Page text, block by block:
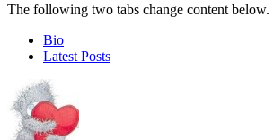
The following two tabs change content below.
Bio
Latest Posts